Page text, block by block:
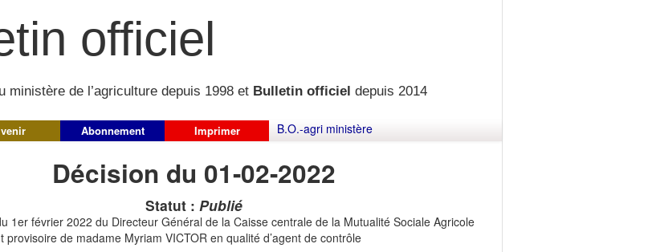
officiel
ministère de l’agriculture depuis 1998 et Bulletin officiel depuis 2014
Abonnement Imprimer B.O.-agri ministère
Décision du 01-02-2022
Statut : Publié
1er février 2022 du Directeur Général de la Caisse centrale de la Mutualité Sociale Agricole
provisoire de madame Myriam VICTOR en qualité d’agent de contrôle